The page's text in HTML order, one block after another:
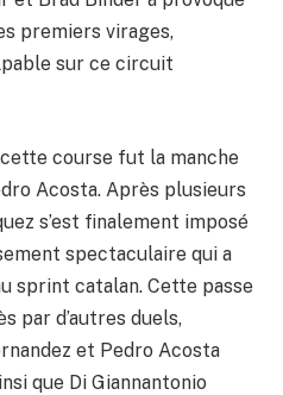
premiers virages,
sur ce circuit
course fut la manche
Acosta. Après plusieurs
s’est finalement imposé
spectaculaire qui a
sprint catalan. Cette passe
par d’autres duels,
et Pedro Acosta
que Di Giannantonio